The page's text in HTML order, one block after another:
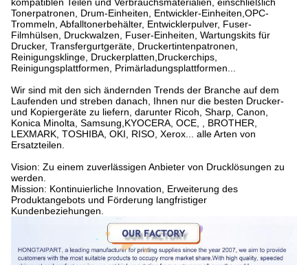
Tonerpatronen, Drum-Einheiten, Entwickler-Einheiten,OPC-
Trommeln, Abfalltonerbehälter, Entwicklerpulver, Fuser-
Filmhülsen, Druckwalzen, Fuser-Einheiten, Wartungskits für
Drucker, Transfergurtgeräte, Druckertintenpatronen,
Reinigungsklinge, Druckerplatten,Druckerchips,
Reinigungsplattformen, Primärladungsplattformen...
Wir sind mit den sich ändernden Trends der Branche auf dem
Laufenden und streben danach, Ihnen nur die besten Drucker-
und Kopiergeräte zu liefern, darunter Ricoh, Sharp, Canon,
Konica Minolta, Samsung,KYOCERA, OCE, , BROTHER,
LEXMARK, TOSHIBA, OKI, RISO, Xerox... alle Arten von
Ersatzteilen.
Vision: Zu einem zuverlässigen Anbieter von Drucklösungen zu
werden.
Mission: Kontinuierliche Innovation, Erweiterung des
Produktangebots und Förderung langfristiger
Kundenbeziehungen.